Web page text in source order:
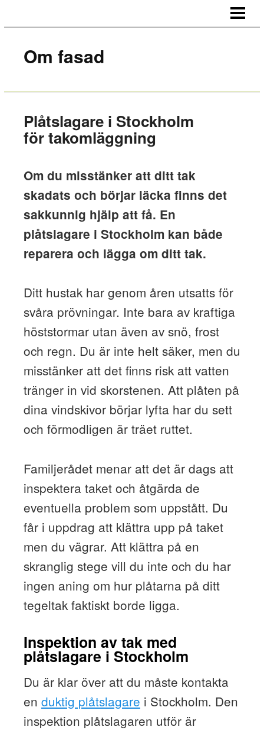
KONTAKT
Om fasad
Plåtslagare i Stockholm
för takomläggning
Om du misstänker att ditt tak
skadats och börjar läcka finns det
sakkunnig hjälp att få. En
plåtslagare i Stockholm kan både
reparera och lägga om ditt tak.
Ditt hustak har genom åren utsatts för
svåra prövningar. Inte bara av kraftiga
höststormar utan även av snö, frost
och regn. Du är inte helt säker, men du
misstänker att det finns risk att vatten
tränger in vid skorstenen. Att plåten på
dina vindskivor börjar lyfta har du sett
och förmodligen är träet ruttet.
Familjerådet menar att det är dags att
inspektera taket och åtgärda de
eventuella problem som uppstått. Du
får i uppdrag att klättra upp på taket
men du vägrar. Att klättra på en
skranglig stege vill du inte och du har
ingen aning om hur plåtarna på ditt
tegeltak faktiskt borde ligga.
Inspektion av tak med
plåtslagare i Stockholm
Du är klar över att du måste kontakta
en duktig plåtslagare i Stockholm. Den
inspektion plåtslagaren utför är